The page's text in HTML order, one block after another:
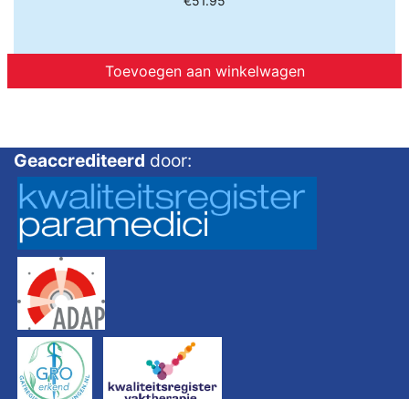
Toevoegen aan winkelwagen
Geaccrediteerd door: